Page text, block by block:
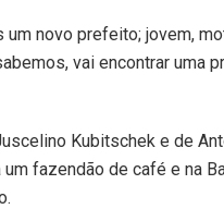
novo prefeito; jovem,
vai encontrar uma
Kubitschek e de
fazendão de café e na